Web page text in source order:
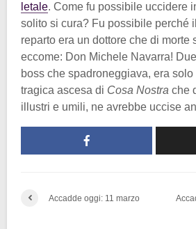
letale. Come fu possibile uccidere
solito si cura? Fu possibile perché
reparto era un dottore che di morte
eccome: Don Michele Navarra!
boss che spadroneggiava, era solo
tragica ascesa di Cosa Nostra che
illustri e umili, ne avrebbe uccise
Accadde oggi: 11 marzo